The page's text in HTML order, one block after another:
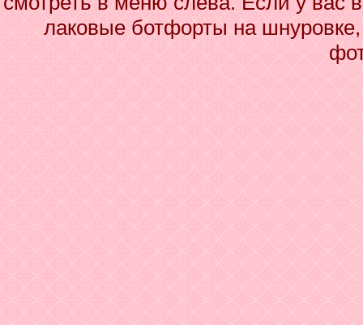
лаковые ботфорты на